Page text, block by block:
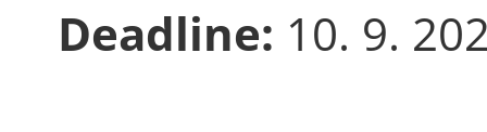
Deadline: 10. 9.